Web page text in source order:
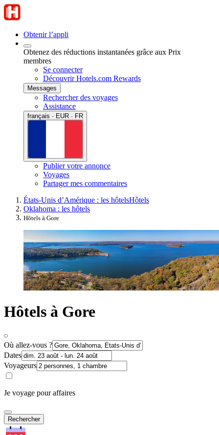
Obtenir l’appli
Obtenez des réductions instantanées grâce aux Prix
membres
Se connecter
Découvrir Hotels.com Rewards
Messages
Rechercher des voyages
Assistance
français · EUR · FR
Publier votre annonce
Voyages
Partager mes commentaires
États-Unis d’Amérique : les hôtelsHôtels
Oklahoma : les hôtels
Hôtels à Gore
Hôtels à Gore
Où allez-vous ?
Dates
Voyageurs
Je voyage pour affaires
Rechercher